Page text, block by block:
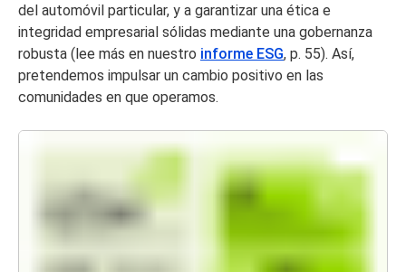
del automóvil particular, y a garantizar una ética e
integridad empresarial sólidas mediante una gobernanza
robusta (lee más en nuestro informe ESG, p. 55). Así,
pretendemos impulsar un cambio positivo en las
comunidades en que operamos.